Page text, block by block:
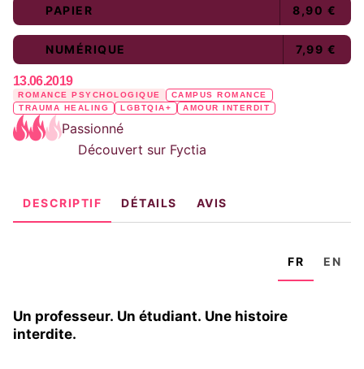
PAPIER 8,90 €
NUMÉRIQUE 7,99 €
13.06.2019
ROMANCE PSYCHOLOGIQUE
CAMPUS ROMANCE
TRAUMA HEALING
LGBTQIA+ AMOUR INTERDIT
Passionné
Découvert sur Fyctia
DESCRIPTIF DÉTAILS AVIS
FR EN
Un professeur. Un étudiant. Une histoire
interdite.